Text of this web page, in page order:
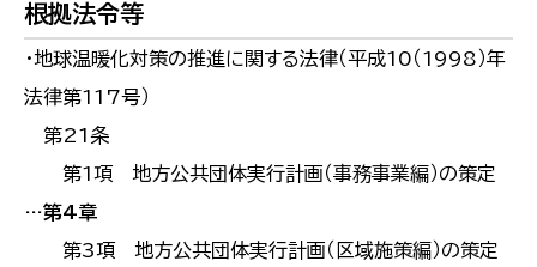
根拠法令等
・地球温暖化対策の推進に関する法律（平成10（1998）年
法律第117号）
第21条
第1項 地方公共団体実行計画（事務事業編）の策定
…第4章
第3項 地方公共団体実行計画（区域施策編）の策定